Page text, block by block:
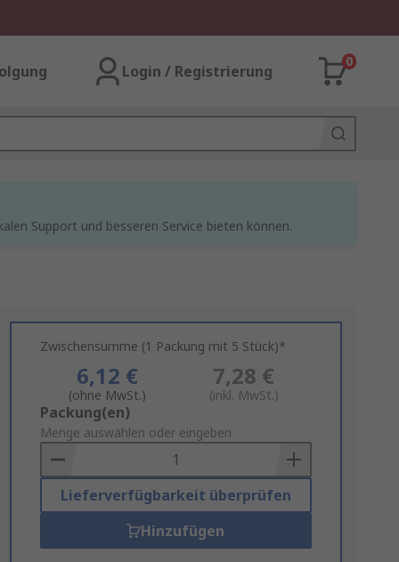
Login / Registrierung
0
Support und besseren Service bieten können.
Zwischensumme (1 Packung mit 5 Stück)*
6,12 €
(ohne MwSt.)
7,28 €
(inkl. MwSt.)
Add
to
Basket
Packung(en)
Menge auswählen oder eingeben
Lieferverfügbarkeit überprüfen
Hinzufügen